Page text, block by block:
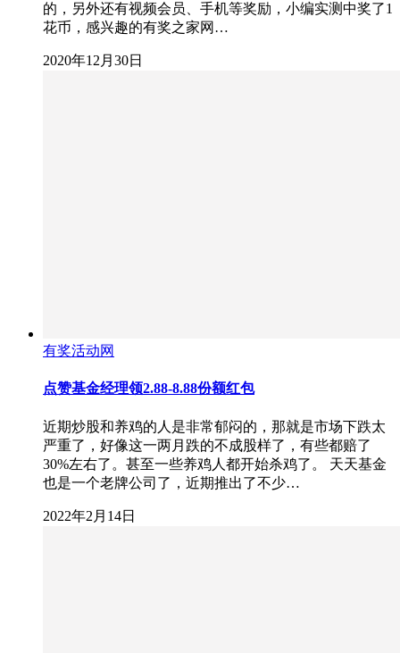
的，另外还有视频会员、手机等奖励，小编实测中奖了1
花币，感兴趣的有奖之家网…
2020年12月30日
有奖活动网
点赞基金经理领2.88-8.88份额红包
近期炒股和养鸡的人是非常郁闷的，那就是市场下跌太
严重了，好像这一两月跌的不成股样了，有些都赔了
30%左右了。甚至一些养鸡人都开始杀鸡了。 天天基金
也是一个老牌公司了，近期推出了不少…
2022年2月14日